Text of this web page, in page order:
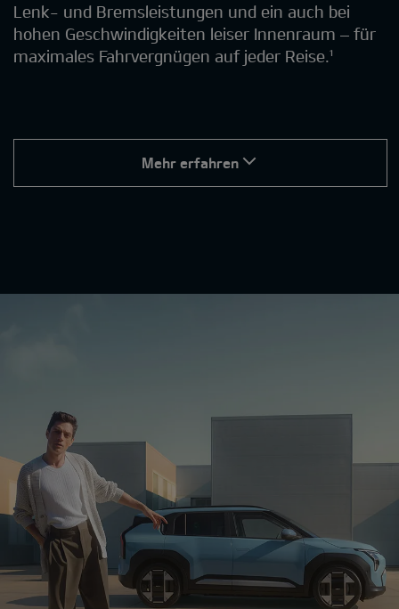
Lenk- und Bremsleistungen und ein auch bei
hohen Geschwindigkeiten leiser Innenraum – für
maximales Fahrvergnügen auf jeder Reise.¹
Mehr erfahren